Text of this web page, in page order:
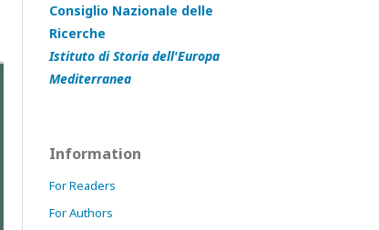
Consiglio Nazionale delle
Ricerche
Istituto di Storia dell'Europa
Mediterranea
Information
For Readers
For Authors